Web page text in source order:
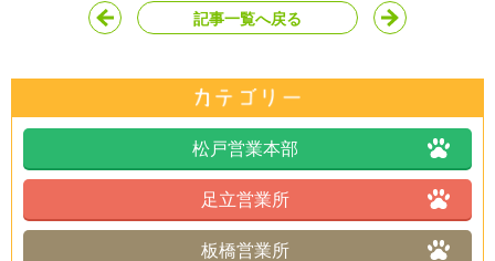
記事一覧へ戻る
松戸営業本部
足立営業所
板橋営業所